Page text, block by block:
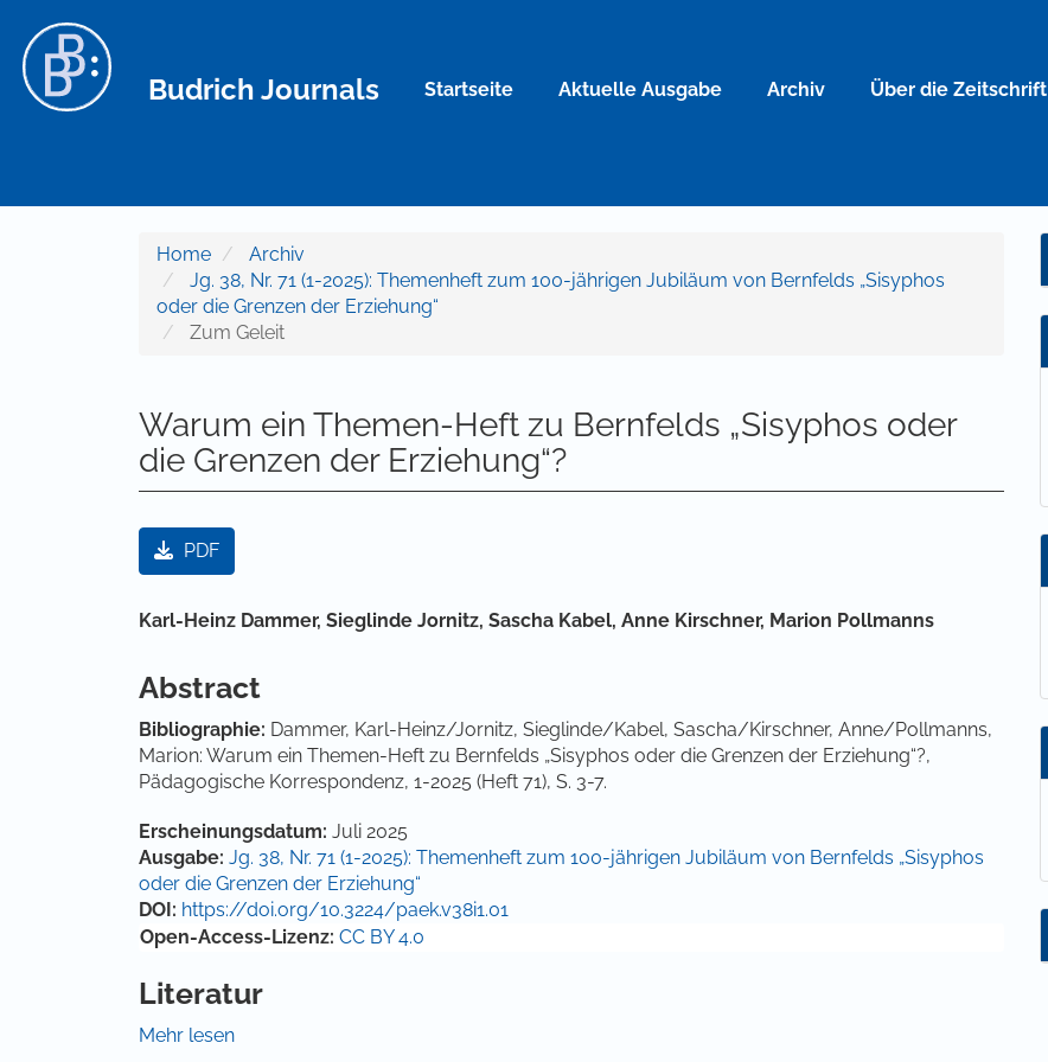
Hauptinhalt
Sidebar
Budrich Journals Startseite Aktuelle Ausgabe Archiv Über die Zeitschrift
Home
Archiv
Jg. 38, Nr. 71 (1-2025): Themenheft zum 100-jährigen Jubiläum von Bernfelds „Sisyphos
oder die Grenzen der Erziehung“
Zum Geleit
Warum ein Themen-Heft zu Bernfelds „Sisyphos oder
die Grenzen der Erziehung“?
Artikel-Sidebar
PDF
Hauptsächlicher Artikelinhalt
Karl-Heinz Dammer, Sieglinde Jornitz, Sascha Kabel, Anne Kirschner, Marion Pollmanns
Abstract
Bibliographie: Dammer, Karl-Heinz/Jornitz, Sieglinde/Kabel, Sascha/Kirschner, Anne/Pollmanns,
Marion: Warum ein Themen-Heft zu Bernfelds „Sisyphos oder die Grenzen der Erziehung“?,
Pädagogische Korrespondenz, 1-2025 (Heft 71), S. 3-7.
Artikel-Details
Erscheinungsdatum: Juli 2025
Ausgabe: Jg. 38, Nr. 71 (1-2025): Themenheft zum 100-jährigen Jubiläum von Bernfelds „Sisyphos
oder die Grenzen der Erziehung“
DOI: https://doi.org/10.3224/paek.v38i1.01
Open-Access-Lizenz: CC BY 4.0
Literatur
Bernfeld, Siegfried (1967): Sisyphos oder die Grenzen der Erziehung. [1925] Frankfurt/ M.: Suhrkamp.
Mehr lesen